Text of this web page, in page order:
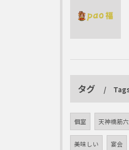
タグ
個室 天神橋筋
美味しい 宴会